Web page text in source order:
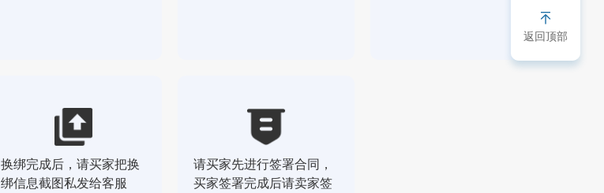
换绑完成后，请买家把换
绑信息截图私发给客服
请买家先进行签署合同，
买家签署完成后请卖家签
返回顶部